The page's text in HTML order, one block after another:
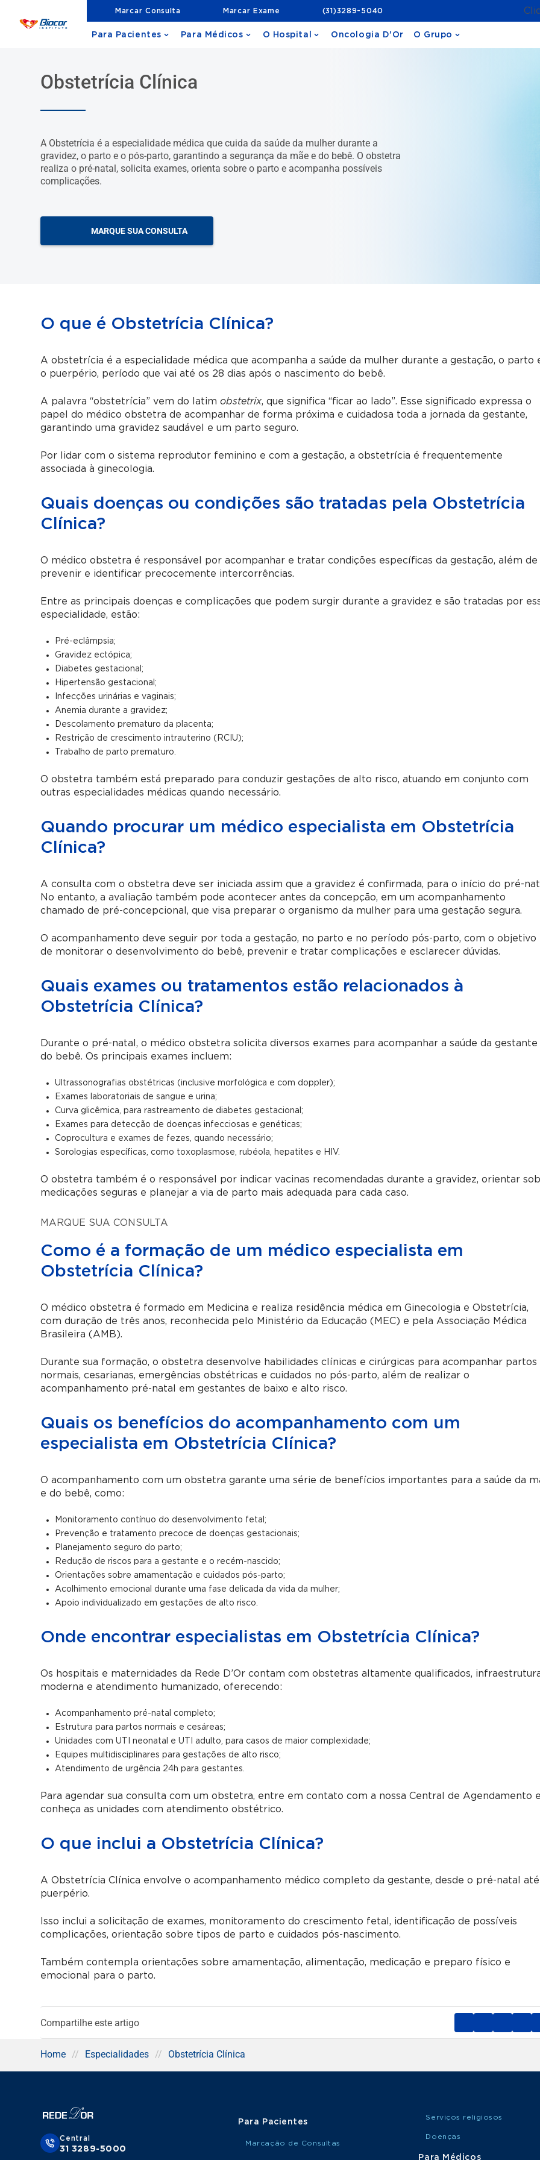
Marcar Consulta Marcar Exame (31)3289-5040
Para Pacientes Para Médicos O Hospital Oncologia D'Or O Grupo
Obstetrícia Clínica
A Obstetrícia é a especialidade médica que cuida da saúde da mulher durante a
gravidez, o parto e o pós-parto, garantindo a segurança da mãe e do bebê. O obstetra
realiza o pré-natal, solicita exames, orienta sobre o parto e acompanha possíveis
complicações.
MARQUE SUA CONSULTA
O que é Obstetrícia Clínica?
A obstetrícia é a especialidade médica que acompanha a saúde da mulher durante a gestação, o parto
o puerpério, período que vai até os 28 dias após o nascimento do bebê.
A palavra “obstetrícia” vem do latimobstetrix, que significa “ficar ao lado”. Esse significado expressa o
papel do médico obstetra de acompanhar de forma próxima e cuidadosa toda a jornada da gestante,
garantindo uma gravidez saudável e um parto seguro.
Por lidar com o sistema reprodutor feminino e com a gestação, a obstetrícia é frequentemente
associada à ginecologia.
Quais doenças ou condições são tratadas pela Obstetrícia
Clínica?
O médico obstetra é responsável por acompanhar e tratar condições específicas da gestação, além de
prevenir e identificar precocemente intercorrências.
Entre as principais doenças e complicações que podem surgir durante a gravidez e são tratadas por
especialidade, estão:
Pré-eclâmpsia;
Gravidez ectópica;
Diabetes gestacional;
Hipertensão gestacional;
Infecções urinárias e vaginais;
Anemia durante a gravidez;
Descolamento prematuro da placenta;
Restrição de crescimento intrauterino (RCIU);
Trabalho de parto prematuro.
O obstetra também está preparado para conduzir gestações de alto risco, atuando em conjunto com
outras especialidades médicas quando necessário.
Quando procurar um médico especialista em Obstetrícia
Clínica?
A consulta com o obstetra deve ser iniciada assim que a gravidez é confirmada, para o início do pré-
No entanto, a avaliação também pode acontecer antes da concepção, em um acompanhamento
chamado de pré-concepcional, que visa preparar o organismo da mulher para uma gestação segura.
O acompanhamento deve seguir por toda a gestação, no parto e no período pós-parto, com o objetivo
de monitorar o desenvolvimento do bebê, prevenir e tratar complicações e esclarecer dúvidas.
Quais exames ou tratamentos estão relacionados à
Obstetrícia Clínica?
Durante o pré-natal, o médico obstetra solicita diversos exames para acompanhar a saúde da gestante
do bebê. Os principais exames incluem:
Ultrassonografias obstétricas (inclusive morfológica e com doppler);
Exames laboratoriais de sangue e urina;
Curva glicêmica, para rastreamento de diabetes gestacional;
Exames para detecção de doenças infecciosas e genéticas;
Coprocultura e exames de fezes, quando necessário;
Sorologias específicas, como toxoplasmose, rubéola, hepatites e HIV.
O obstetra também é o responsável por indicar vacinas recomendadas durante a gravidez, orientar
medicações seguras e planejar a via de parto mais adequada para cada caso.
MARQUE SUA CONSULTA
Como é a formação de um médico especialista em
Obstetrícia Clínica?
O médico obstetra é formado em Medicina e realiza residência médica em Ginecologia e Obstetrícia,
com duração de três anos, reconhecida pelo Ministério da Educação (MEC) e pela Associação Médica
Brasileira (AMB).
Durante sua formação, o obstetra desenvolve habilidades clínicas e cirúrgicas para acompanhar partos
normais, cesarianas, emergências obstétricas e cuidados no pós-parto, além de realizar o
acompanhamento pré-natal em gestantes de baixo e alto risco.
Quais os benefícios do acompanhamento com um
especialista em Obstetrícia Clínica?
O acompanhamento com um obstetra garante uma série de benefícios importantes para a saúde da
e do bebê, como:
Monitoramento contínuo do desenvolvimento fetal;
Prevenção e tratamento precoce de doenças gestacionais;
Planejamento seguro do parto;
Redução de riscos para a gestante e o recém-nascido;
Orientações sobre amamentação e cuidados pós-parto;
Acolhimento emocional durante uma fase delicada da vida da mulher;
Apoio individualizado em gestações de alto risco.
Onde encontrar especialistas em Obstetrícia Clínica?
Os hospitais e maternidades da Rede D’Or contam com obstetras altamente qualificados,
moderna e atendimento humanizado, oferecendo:
Acompanhamento pré-natal completo;
Estrutura para partos normais e cesáreas;
Unidades com UTI neonatal e UTI adulto, para casos de maior complexidade;
Equipes multidisciplinares para gestações de alto risco;
Atendimento de urgência 24h para gestantes.
Para agendar sua consulta com um obstetra, entre em contato com a nossa Central de Agendamento
conheça as unidades com atendimento obstétrico.
O que inclui a Obstetrícia Clínica?
A Obstetrícia Clínica envolve o acompanhamento médico completo da gestante, desde o pré-natal
puerpério.
Isso inclui a solicitação de exames, monitoramento do crescimento fetal, identificação de possíveis
complicações, orientação sobre tipos de parto e cuidados pós-nascimento.
Também contempla orientações sobre amamentação, alimentação, medicação e preparo físico e
emocional para o parto.
Compartilhe este artigo
Home // Especialidades // Obstetrícia Clínica
Central
31 3289-5000
Para Pacientes
Marcação de Consultas
Serviços religiosos
Doenças
Para Médicos